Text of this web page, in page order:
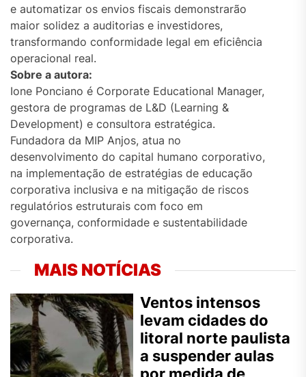
e automatizar os envios fiscais demonstrarão
maior solidez a auditorias e investidores,
transformando conformidade legal em eficiência
operacional real.
Sobre a autora:
Ione Ponciano é Corporate Educational Manager,
gestora de programas de L&D (Learning &
Development) e consultora estratégica.
Fundadora da MIP Anjos, atua no
desenvolvimento do capital humano corporativo,
na implementação de estratégias de educação
corporativa inclusiva e na mitigação de riscos
regulatórios estruturais com foco em
governança, conformidade e sustentabilidade
corporativa.
MAIS NOTÍCIAS
Ventos intensos
levam cidades do
litoral norte paulista
a suspender aulas